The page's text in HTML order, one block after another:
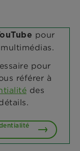
pour
pour
référer à
des